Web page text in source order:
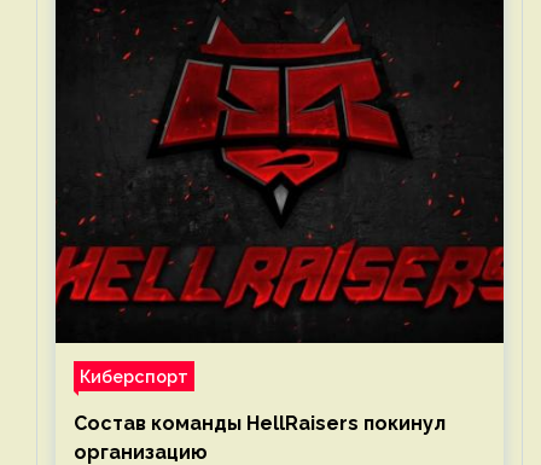
Киберспорт
Состав команды HellRaisers покинул
организацию